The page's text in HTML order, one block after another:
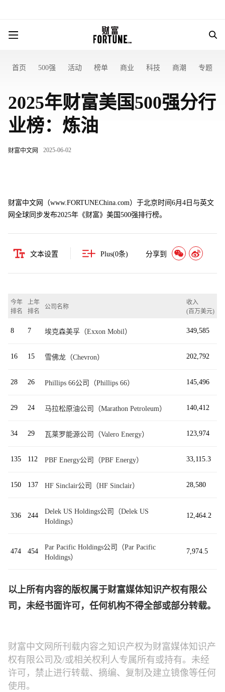
首页 500强 活动 榜单 商业 科技 商潮 专题
2025年财富美国500强分行
业榜：炼油
财富中文网 2025-06-02
财富中文网（www.FORTUNEChina.com）于北京时间6月4日与英文
网全球同步发布2025年《财富》美国500强排行榜。
文本设置 Plus(0条) 分享到
今年
排名
上年
排名
公司名称
收入
(百万美元)
8 7 埃克森美孚（Exxon Mobil） 349,585
16 15 雪佛龙（Chevron） 202,792
28 26 Phillips 66公司（Phillips 66） 145,496
29 24 马拉松原油公司（Marathon Petroleum） 140,412
34 29 瓦莱罗能源公司（Valero Energy） 123,974
135 112 PBF Energy公司（PBF Energy） 33,115.3
150 137 HF Sinclair公司（HF Sinclair） 28,580
336 244
Delek US Holdings公司（Delek US
Holdings）
12,464.2
474 454
Par Pacific Holdings公司（Par Pacific
Holdings）
7,974.5
以上所有内容的版权属于财富媒体知识产权有限公
司，未经书面许可，任何机构不得全部或部分转载。
财富中文网所刊载内容之知识产权为财富媒体知识产
权有限公司及/或相关权利人专属所有或持有。未经
许可，禁止进行转载、摘编、复制及建立镜像等任何
使用。